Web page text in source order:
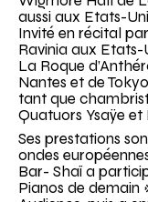
aussi aux Etats-
Invité en récital
Ravinia aux Etats-
La Roque
Nantes et de
tant que
Quatuors Ysaÿe et
Ses prestations
ondes
Bar- Shaï a
Pianos de demain